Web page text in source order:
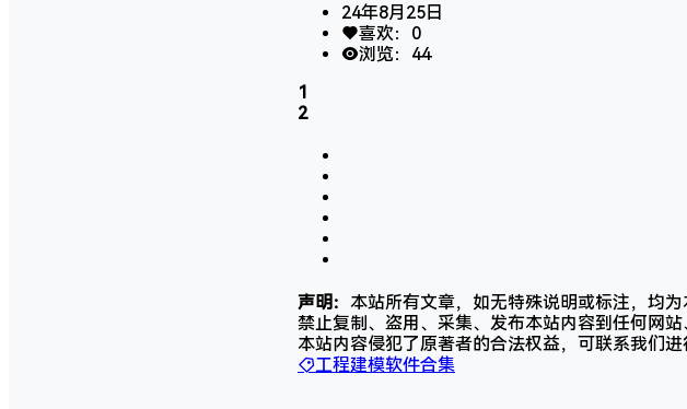
24年8月25日
喜欢： 0
浏览： 44
1
2
声明： 本站所有文章，如无特殊说明或标注，均
禁止复制、盗用、采集、发布本站内容到任何网
本站内容侵犯了原著者的合法权益，可联系我们进
工程建模软件合集